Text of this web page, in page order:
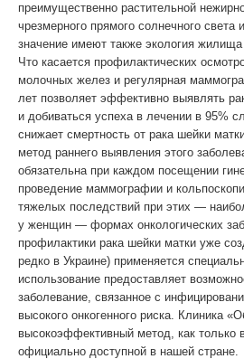
преимущественно растительной
чрезмерного прямого солнечного
значение имеют также экология
Что касается профилактических
молочных желез и регулярная
лет позволяет эффективно выявлять
и добиваться успеха в лечении в 95%
снижает смертность от рака шейки
метод раннего выявления этого
обязательна при каждом посещении
проведение маммографии и
тяжелых последствий при этих —
у женщин — формах онкологических
профилактики рака шейки матки уже
редко в Украине) применяется
использование предоставляет
заболевание, связанное с
высокого онкогенного риска. Клиника
высокоэффективный метод, как только
официально доступной в нашей стране.